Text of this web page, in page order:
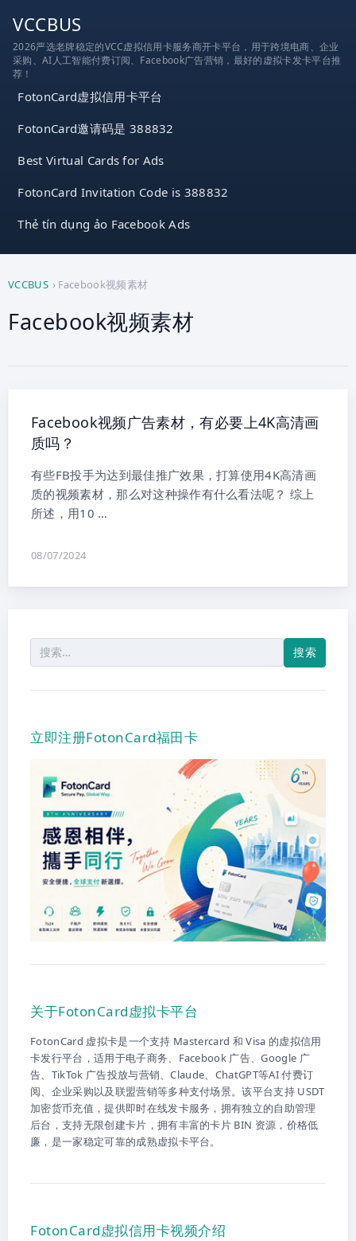
VCCBUS
2026严选老牌稳定的VCC虚拟信用卡服务商开卡平台，用于跨境电商、企业
采购、AI人工智能付费订阅、Facebook广告营销，最好的虚拟卡发卡平台推
荐！
FotonCard虚拟信用卡平台
FotonCard邀请码是 388832
Best Virtual Cards for Ads
FotonCard Invitation Code is 388832
Thẻ tín dụng ảo Facebook Ads
VCCBUS › Facebook视频素材
Facebook视频素材
Facebook视频广告素材，有必要上4K高清画
质吗？
有些FB投手为达到最佳推广效果，打算使用4K高清画
质的视频素材，那么对这种操作有什么看法呢？ 综上
所述，用10 …
08/07/2024
索：
立即注册FotonCard福田卡
关于FotonCard虚拟卡平台
FotonCard 虚拟卡是一个支持 Mastercard 和 Visa 的虚拟信用
卡发行平台，适用于电子商务、Facebook 广告、Google 广
告、TikTok 广告投放与营销、Claude、ChatGPT等AI 付费订
阅、企业采购以及联盟营销等多种支付场景。该平台支持 USDT
加密货币充值，提供即时在线发卡服务，拥有独立的自助管理
后台，支持无限创建卡片，拥有丰富的卡片 BIN 资源，价格低
廉，是一家稳定可靠的成熟虚拟卡平台。
FotonCard虚拟信用卡视频介绍